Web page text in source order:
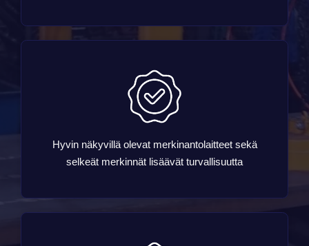
Hyvin näkyvillä olevat merkinantolaitteet sekä
selkeät merkinnät lisäävät turvallisuutta